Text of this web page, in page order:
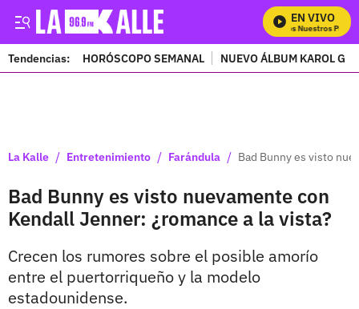
EN VIVO
Mira Todos Nuestros
Tendencias: HORÓSCOPO SEMANAL NUEVO ÁLBUM KAROL G
La Kalle / Entretenimiento / Farándula / Bad Bunny es visto
Bad Bunny es visto nuevamente con
Kendall Jenner: ¿romance a la vista?
Crecen los rumores sobre el posible amorío
entre el puertorriqueño y la modelo
estadounidense.